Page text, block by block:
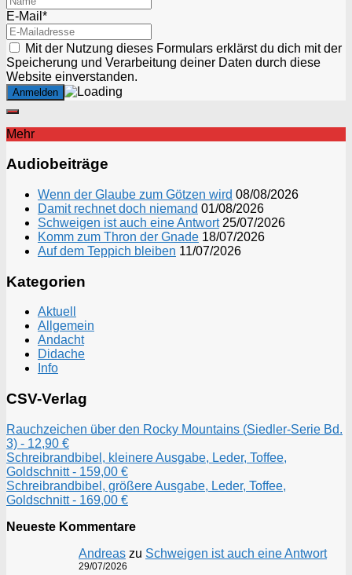
E-Mail*
Mit der Nutzung dieses Formulars erklärst du dich mit der
Speicherung und Verarbeitung deiner Daten durch diese
Website einverstanden.
Mehr
Audiobeiträge
Wenn der Glaube zum Götzen wird 08/08/2026
Damit rechnet doch niemand 01/08/2026
Schweigen ist auch eine Antwort 25/07/2026
Komm zum Thron der Gnade 18/07/2026
Auf dem Teppich bleiben 11/07/2026
Kategorien
Aktuell
Allgemein
Andacht
Didache
Info
CSV-Verlag
Rauchzeichen über den Rocky Mountains (Siedler-Serie Bd.
3) - 12,90 €
Schreibrandbibel, kleinere Ausgabe, Leder, Toffee,
Goldschnitt - 159,00 €
Schreibrandbibel, größere Ausgabe, Leder, Toffee,
Goldschnitt - 169,00 €
Neueste Kommentare
Andreas zu Schweigen ist auch eine Antwort
29/07/2026